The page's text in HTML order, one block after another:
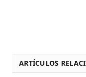
ARTÍCULOS